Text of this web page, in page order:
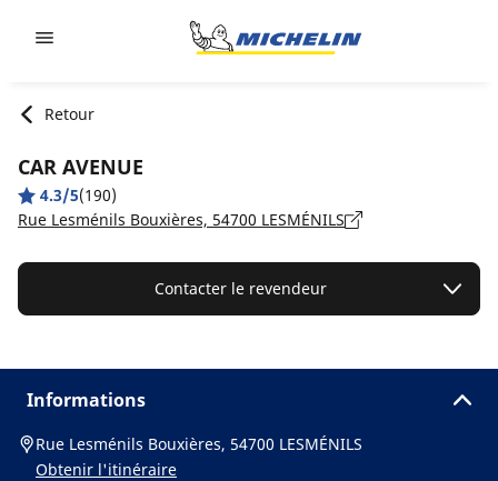
Retour
CAR AVENUE
4.3/5(190)
Rue Lesménils Bouxières, 54700 LESMÉNILS
Contacter le revendeur
Informations
Rue Lesménils Bouxières, 54700 LESMÉNILS
Obtenir l'itinéraire